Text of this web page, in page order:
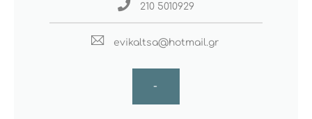
210 5010929
evikaltsa@hotmail.gr
-